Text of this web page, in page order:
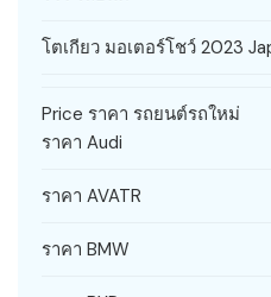
โตเกียว มอเตอร์โชว์ 2023
Price ราคา รถยนต์รถใหม่
ราคา Audi
ราคา AVATR
ราคา BMW